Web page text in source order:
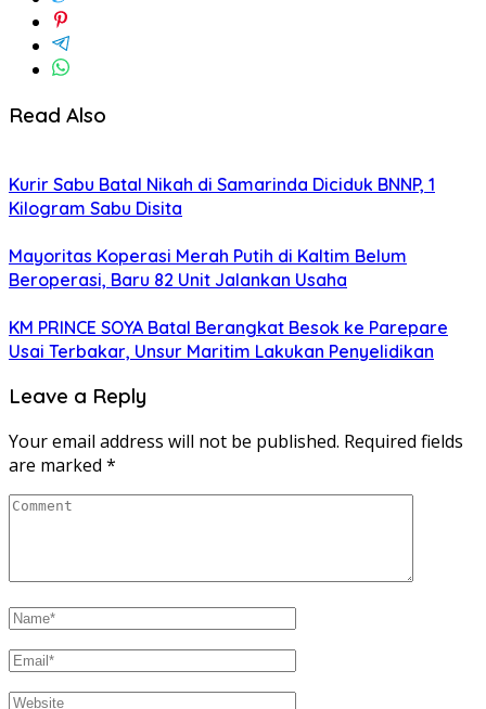
Read Also
Kurir Sabu Batal Nikah di Samarinda Diciduk BNNP, 1
Kilogram Sabu Disita
Mayoritas Koperasi Merah Putih di Kaltim Belum
Beroperasi, Baru 82 Unit Jalankan Usaha
KM PRINCE SOYA Batal Berangkat Besok ke Parepare
Usai Terbakar, Unsur Maritim Lakukan Penyelidikan
Leave a Reply
Your email address will not be published. Required fields
are marked *